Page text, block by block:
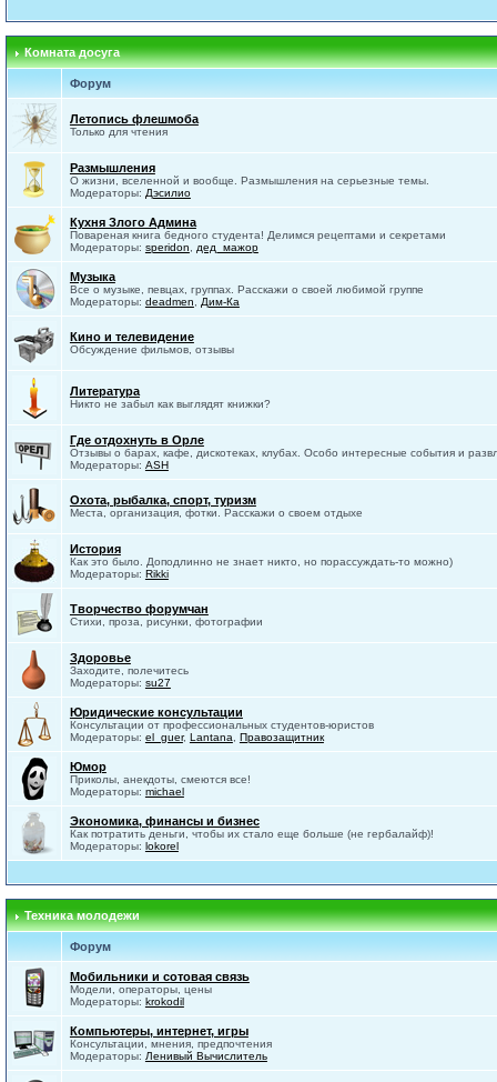
Комната досуга
Форум
Летопись флешмоба
Только для чтения
Размышления
О жизни, вселенной и вообще. Размышления на серьезные темы.
Модераторы: Дэсилио
Кухня Злого Админа
Повареная книга бедного студента! Делимся рецептами и секретами
Модераторы: speridon дед_мажор
Музыка
Все о музыке, певцах, группах. Расскажи о своей любимой группе
Модераторы: deadmen Дим-Ка
Кино и телевидение
Обсуждение фильмов, отзывы
Литература
Никто не забыл как выглядят книжки?
Где отдохнуть в Орле
Отзывы о барах, кафе, дискотеках, клубах. Особо интересные события и
Модераторы: ASH
Охота, рыбалка, спорт, туризм
Места, организация, фотки. Расскажи о своем отдыхе
История
Как это было. Доподлинно не знает никто, но порассуждать-то можно)
Модераторы: Rikki
Творчество форумчан
Стихи, проза, рисунки, фотографии
Здоровье
Заходите, полечитесь
Модераторы: su27
Юридические консультации
Консультации от профессиональных студентов-юристов
Модераторы: el_guer, Lantana Правозащитник
Юмор
Приколы, анекдоты, смеются все!
Модераторы: michael
Экономика, финансы и бизнес
Как потратить деньги, чтобы их стало еще больше (не гербалайф)!
Модераторы: lokorel
Техника молодежи
Форум
Мобильники и сотовая связь
Модели, операторы, цены
Модераторы: krokodil
Компьютеры, интернет, игры
Консультации, мнения, предпочтения
Модераторы: Ленивый Вычислитель